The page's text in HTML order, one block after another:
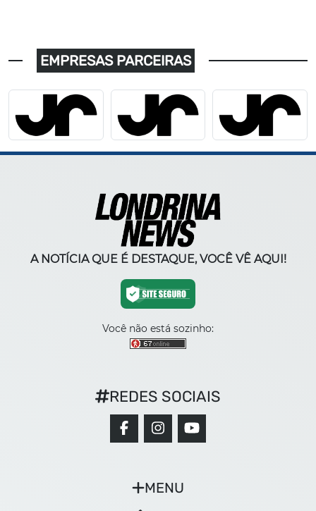
EMPRESAS PARCEIRAS
A NOTÍCIA QUE É DESTAQUE, VOCÊ VÊ AQUI!
Você não está sozinho:
MENU
REDES SOCIAIS